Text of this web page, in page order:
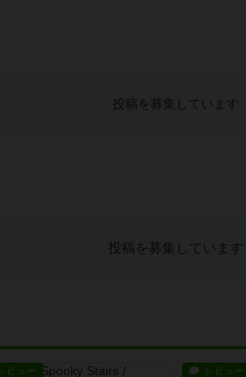
投稿を募集しています
投稿を募集しています
レビュー レビュー